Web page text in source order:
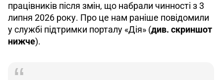
працівників після змін, що набрали чинності з 3
липня 2026 року. Про це нам раніше повідомили
у службі підтримки порталу «Дія» (див. скриншот
нижче).